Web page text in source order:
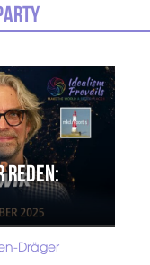
reden:
Dräger